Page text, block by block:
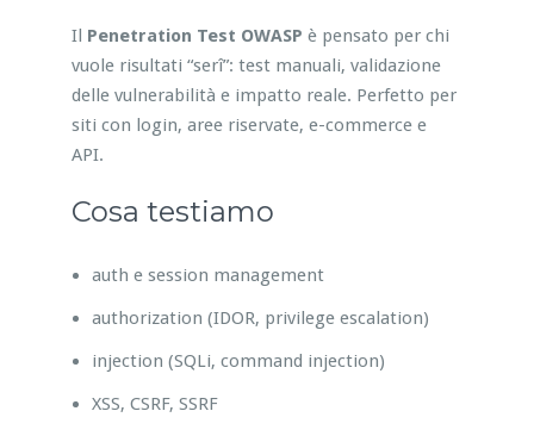
Il Penetration Test OWASP è pensato per chi
vuole risultati “serî”: test manuali, validazione
delle vulnerabilità e impatto reale. Perfetto per
siti con login, aree riservate, e-commerce e
API.
Cosa testiamo
auth e session management
authorization (IDOR, privilege escalation)
injection (SQLi, command injection)
XSS, CSRF, SSRF